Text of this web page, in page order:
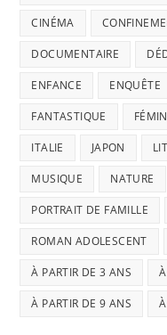
CINÉMA
DOCUMENTAIRE
ENFANCE ENQUÊTE
FANTASTIQUE
ITALIE JAPON
MUSIQUE NATURE
PORTRAIT DE FAMILLE
ROMAN ADOLESCENT
À PARTIR DE 3 ANS
À PARTIR DE 9 ANS